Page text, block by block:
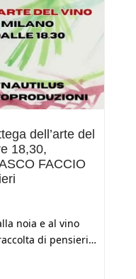
dell’arte del
18,30,
FACCIO
noia e al vino
di pensieri…